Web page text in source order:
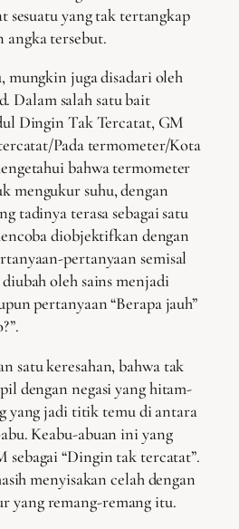
sesuatu yang tak tertangkap
angka tersebut.
mungkin juga disadari oleh
Dalam salah satu bait
Dingin Tak Tercatat, GM
Pada termometer/Kota
bahwa termometer
mengukur suhu, dengan
tadinya terasa sebagai satu
diobjektifkan dengan
pertanyaan semisal
diubah oleh sains menjadi
pertanyaan “Berapa jauh”
satu keresahan, bahwa tak
dengan negasi yang hitam-
yang jadi titik temu di antara
Keabu-abuan ini yang
sebagai “Dingin tak tercatat”.
menyisakan celah dengan
yang remang-remang itu.